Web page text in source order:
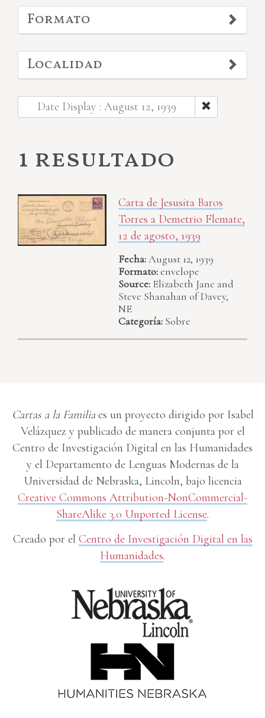
Formato
Localidad
Date Display : August 12, 1939
1 resultado
Carta de Jesusita Baros
Torres a Demetrio Flemate,
12 de agosto, 1939
Fecha:August 12, 1939
Formato:envelope
Source: Elizabeth Jane and
Steve Shanahan of Davey,
NE
Categoría: Sobre
Cartas a la Familiaes un proyecto dirigido por Isabel
Velázquez y publicado de manera conjunta por el
Centro de Investigación Digital en las Humanidades
y el Departamento de Lenguas Modernas de la
Universidad de Nebraska, Lincoln, bajo licencia
Creative Commons Attribution-NonCommercial-
ShareAlike 3.0 Unported License.
Creado por el Centro de Investigación Digital en las
Humanidades.